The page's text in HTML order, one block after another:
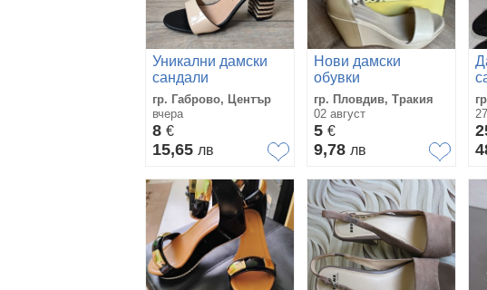
Уникални дамски
сандали
гр. Габрово, Център
вчера
8 €
15,65 лв
Нови дамски
обувки
гр. Пловдив, Тракия
02 август
5 €
9,78 лв